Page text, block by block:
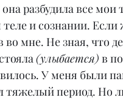
разбудила все
и сознании.
мне. Не зная, что
(улыбается) в
У меня были
период. Но